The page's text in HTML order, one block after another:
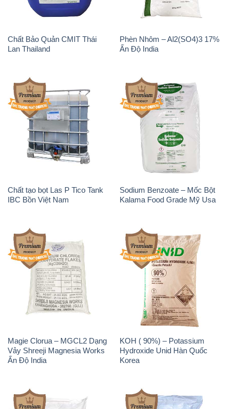
Chất Bảo Quản CMIT Thái
Lan Thailand
Phèn Nhôm – Al2(SO4)3 17%
Ấn Độ India
Chất tạo bọt Las P Tico Tank
IBC Bồn Việt Nam
Sodium Benzoate – Mốc Bột
Kalama Food Grade Mỹ Usa
Magie Clorua – MGCL2 Dạng
Vảy Shreeji Magnesia Works
Ấn Độ India
KOH ( 90%) – Potassium
Hydroxide Unid Hàn Quốc
Korea